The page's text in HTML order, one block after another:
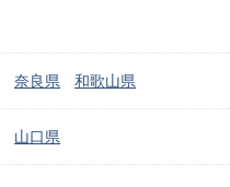
奈良県 和歌山県
山口県